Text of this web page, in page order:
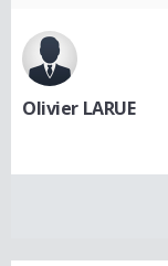
Olivier LARUE